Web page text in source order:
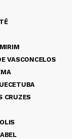
VASCONCELOS
CRUZES